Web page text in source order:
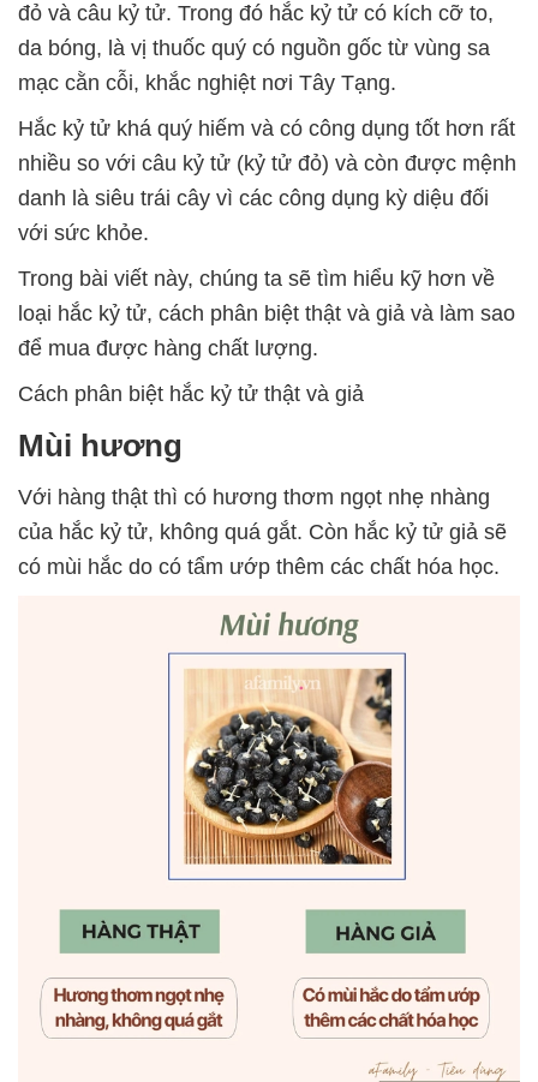
đỏ và câu kỷ tử. Trong đó hắc kỷ tử có kích cỡ to,
da bóng, là vị thuốc quý có nguồn gốc từ vùng sa
mạc cằn cỗi, khắc nghiệt nơi Tây Tạng.
Hắc kỷ tử khá quý hiếm và có công dụng tốt hơn rất
nhiều so với câu kỷ tử (kỷ tử đỏ) và còn được mệnh
danh là siêu trái cây vì các công dụng kỳ diệu đối
với sức khỏe.
Trong bài viết này, chúng ta sẽ tìm hiểu kỹ hơn về
loại hắc kỷ tử, cách phân biệt thật và giả và làm sao
để mua được hàng chất lượng.
Cách phân biệt hắc kỷ tử thật và giả
Mùi hương
Với hàng thật thì có hương thơm ngọt nhẹ nhàng
của hắc kỷ tử, không quá gắt. Còn hắc kỷ tử giả sẽ
có mùi hắc do có tẩm ướp thêm các chất hóa học.